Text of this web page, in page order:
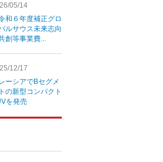
05/14
令和６年度補正グロ
ルサウス未来志向
創等事業費...
12/17
ーシアでBセグメ
の新型コンパクト
を発売